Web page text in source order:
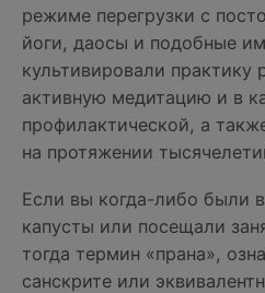
режиме перегрузки с
йоги, даосы и подобные
культивировали
активную медитацию и в
профилактической, а
на протяжении
Если вы когда-либо были
капусты или посещали
тогда термин «прана»,
санскрите или